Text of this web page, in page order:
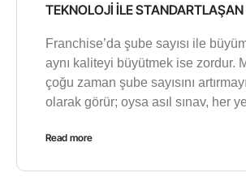
TEKNOLOJİ İLE
Franchise’da şube sayısı ile
aynı kaliteyi büyütmek ise zordur.
çoğu zaman şube sayısını
olarak görür; oysa asıl sınav, her
Read more